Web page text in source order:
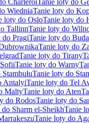
CharleroiTanie loty do
WiedniaTanie loty do
loty do OsloTanie loty do
TallinnTanie loty do
do PragiTanie loty do
Tanie loty do
Tanie loty do Tirany
Tanie loty do Warny
Tanie loty do
AntalyiTanie loty do Tel
MaltyTanie loty do Aten
do RodosTanie loty do
Sharm el-SheikhTanie
Tanie loty do